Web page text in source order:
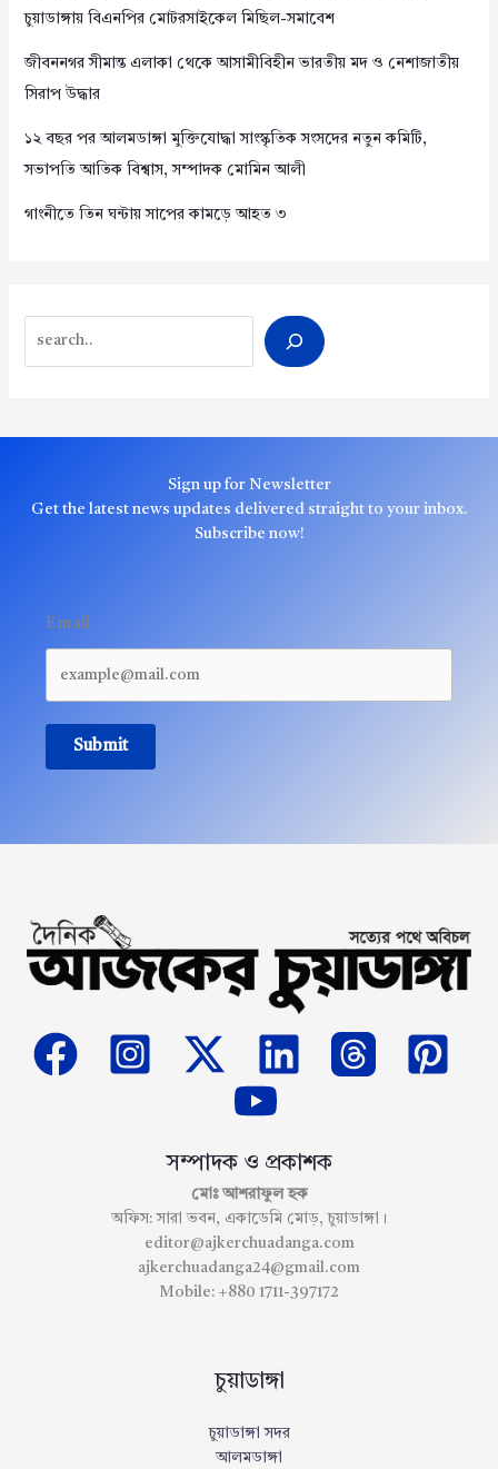
চুয়াডাঙ্গায় বিএনপির মোটরসাইকেল মিছিল-সমাবেশ
জীবননগর সীমান্ত এলাকা থেকে আসামীবিহীন ভারতীয় মদ ও নেশাজাতীয়
সিরাপ উদ্ধার
১২ বছর পর আলমডাঙ্গা মুক্তিযোদ্ধা সাংস্কৃতিক সংসদের নতুন কমিটি,
সভাপতি আতিক বিশ্বাস, সম্পাদক মোমিন আলী
গাংনীতে তিন ঘন্টায় সাপের কামড়ে আহত ৩
Sign up for Newsletter
Get the latest news updates delivered straight to your inbox.
Subscribe now!
Email
Submit
সম্পাদক ও প্রকাশক
মোঃ আশরাফুল হক
অফিস: সারা ভবন, একাডেমি মোড়, চুয়াডাঙ্গা।
editor@ajkerchuadanga.com
ajkerchuadanga24@gmail.com
Mobile: +880 1711-397172
চুয়াডাঙ্গা
চুয়াডাঙ্গা সদর
আলমডাঙ্গা